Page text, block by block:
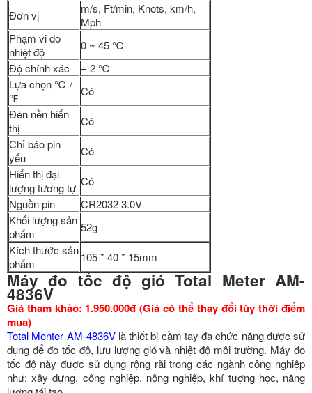
Đơn vị
m/s, Ft/min, Knots, km/h,
Mph
Phạm vi đo
nhiệt độ
0 ~ 45 ℃
Độ chính xác
± 2 ℃
Lựa chọn ℃ /
℉
Có
Đèn nền hiển
thị
Có
Chỉ báo pin
yếu
Có
Hiển thị đại
lượng tương tự Có
Nguồn pin
CR2032 3.0V
Khối lượng sản
phẩm
52g
Kích thước sản
phẩm
105 * 40 * 15mm
Máy đo tốc độ gió Total Meter AM-
4836V
Giá tham khảo: 1.950.000đ (Giá có thể thay đổi tùy thời điểm
mua)
Total Menter AM-4836Vlà thiết bị cầm tay đa chức năng được sử
dụng để đo tốc độ, lưu lượng gió và nhiệt độ môi trường. Máy đo
tốc độ này được sử dụng rộng rãi trong các ngành công nghiệp
như: xây dựng, công nghiệp, nông nghiệp, khí tượng học, năng